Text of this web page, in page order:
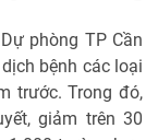
phòng TP Cần
bệnh các loại
trước. Trong đó,
giảm trên 30